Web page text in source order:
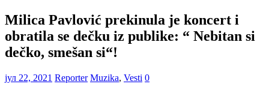
Milica Pavlović prekinula je koncert i
obratila se dečku iz publike: “ Nebitan si
dečko, smešan si“!
јул 22, 2021 Reporter Muzika, Vesti 0